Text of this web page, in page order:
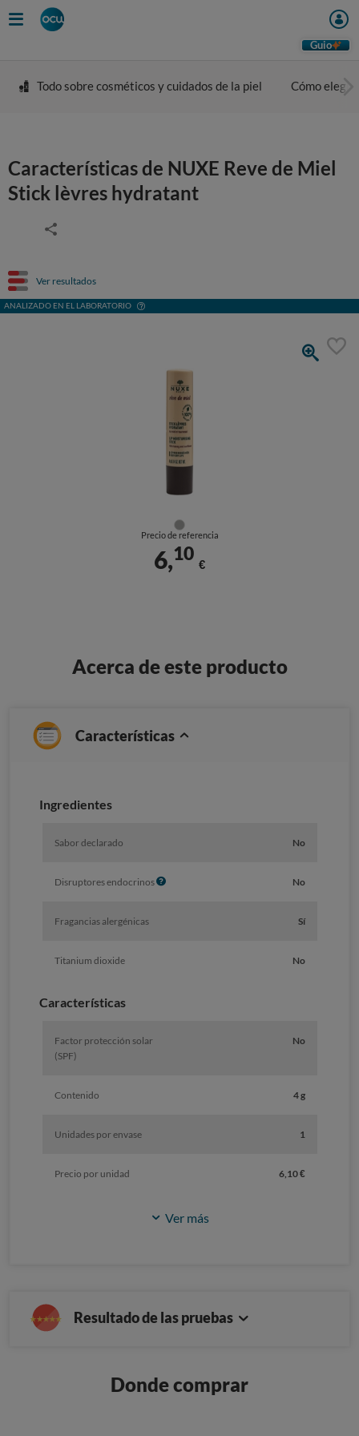
Guio
Todo sobre cosméticos y cuidados de la piel Cómo elegir
Características de NUXE Reve de Miel
Stick lèvres hydratant
Ver resultados
ANALIZADO EN EL LABORATORIO
Precio de referencia
6,10
€
Acerca de este producto
Características
Ingredientes
Sabor declarado No
Disruptores endocrinosI
No
Fragancias alergénicas Sí
Titanium dioxide No
Características
Factor protección solar
(SPF)
No
Contenido 4 g
Unidades por envase 1
Precio por unidad 6,10 €
Ver más
Resultado de las pruebas
Donde comprar